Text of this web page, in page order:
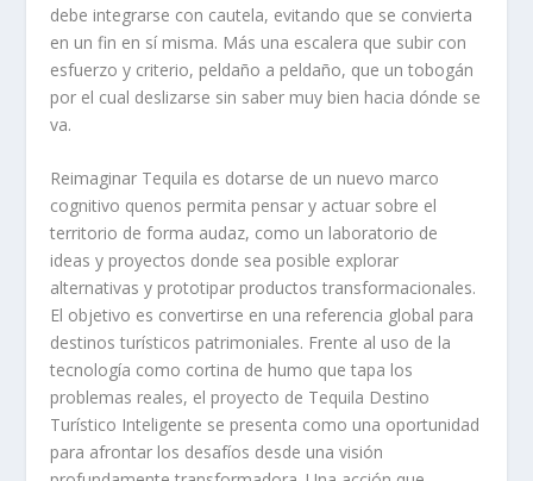
debe integrarse con cautela, evitando que se convierta
en un fin en sí misma. Más una escalera que subir con
esfuerzo y criterio, peldaño a peldaño, que un tobogán
por el cual deslizarse sin saber muy bien hacia dónde se
va.
Reimaginar Tequila es dotarse de un nuevo marco
cognitivo quenos permita pensar y actuar sobre el
territorio de forma audaz, como un laboratorio de
ideas y proyectos donde sea posible explorar
alternativas y prototipar productos transformacionales.
El objetivo es convertirse en una referencia global para
destinos turísticos patrimoniales. Frente al uso de la
tecnología como cortina de humo que tapa los
problemas reales, el proyecto de Tequila Destino
Turístico Inteligente se presenta como una oportunidad
para afrontar los desafíos desde una visión